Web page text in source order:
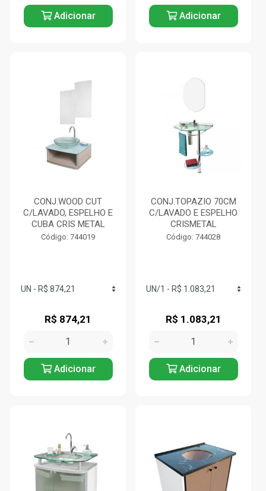
Adicionar Adicionar
CONJ.WOOD CUT
C/LAVADO, ESPELHO E
CUBA CRIS METAL
Código: 744019
R$ 874,21
Adicionar
CONJ.TOPAZIO 70CM
C/LAVADO E ESPELHO
CRISMETAL
Código: 744028
R$ 1.083,21
Adicionar